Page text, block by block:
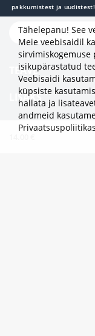
pakkumistest ja uudistest!
TEAVE
LISAKS
KATEGOORIAD
Tähelepanu! See
Meie veebisaidil
sirvimiskogemuse
isikupärastatud
Veebisaidi
küpsiste
hallata ja
andmeid